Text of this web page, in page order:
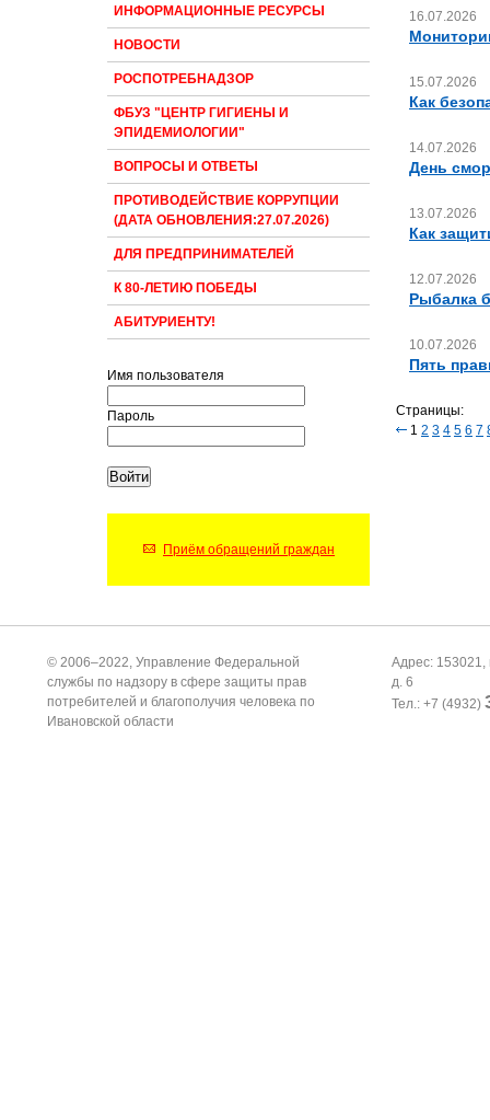
ИНФОРМАЦИОННЫЕ РЕСУРСЫ
НОВОСТИ
РОСПОТРЕБНАДЗОР
ФБУЗ "ЦЕНТР ГИГИЕНЫ И
ЭПИДЕМИОЛОГИИ"
ВОПРОСЫ И ОТВЕТЫ
ПРОТИВОДЕЙСТВИЕ КОРРУПЦИИ
(ДАТА ОБНОВЛЕНИЯ:27.07.2026)
ДЛЯ ПРЕДПРИНИМАТЕЛЕЙ
К 80-ЛЕТИЮ ПОБЕДЫ
АБИТУРИЕНТУ!
Имя пользователя
Пароль
Приём обращений граждан
16.07.2026
15.07.2026
Как
14.07.2026
День
13.07.2026
Как
12.07.2026
Рыбалка
10.07.2026
Пять
Страницы:
1 2 3 4 5 6 7
© 2006–2022, Управление Федеральной
службы по надзору в сфере защиты прав
потребителей и благополучия человека по
Ивановской области
Адрес: 153021,
д. 6
Тел.: +7 (4932)